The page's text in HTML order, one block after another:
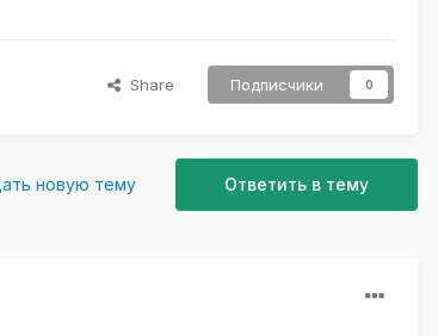
Share Подписчики 0
Ответить в тему
новую тему